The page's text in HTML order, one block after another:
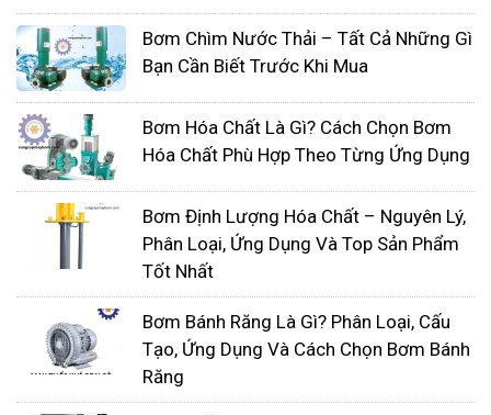
Bơm Chìm Nước Thải – Tất Cả Những Gì
Bạn Cần Biết Trước Khi Mua
Bơm Hóa Chất Là Gì? Cách Chọn Bơm
Hóa Chất Phù Hợp Theo Từng Ứng Dụng
Bơm Định Lượng Hóa Chất – Nguyên Lý,
Phân Loại, Ứng Dụng Và Top Sản Phẩm
Tốt Nhất
Bơm Bánh Răng Là Gì? Phân Loại, Cấu
Tạo, Ứng Dụng Và Cách Chọn Bơm Bánh
Răng